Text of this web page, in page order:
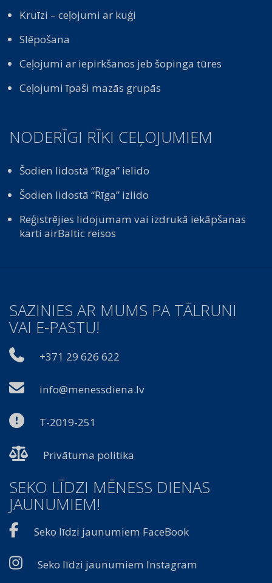
Kruīzi – ceļojumi ar kuģi
Slēpošana
Ceļojumi ar iepirkšanos jeb šopinga tūres
Ceļojumi īpaši mazās grupās
NODERĪGI RĪKI CEĻOJUMIEM
Šodien lidostā “Rīga” ielido
Šodien lidostā “Rīga” izlido
Reģistrējies lidojumam vai izdrukā iekāpšanas
karti airBaltic reisos
SAZINIES AR MUMS PA TĀLRUNI
VAI E-PASTU!
+371 29 626 622
info@menessdiena.lv
T-2019-251
Privātuma politika
SEKO LĪDZI MĒNESS DIENAS
JAUNUMIEM!
Seko līdzi jaunumiem FaceBook
Seko līdzi jaunumiem Instagram